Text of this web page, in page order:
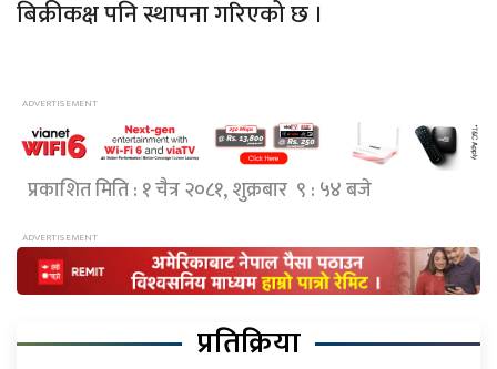
बिक्रीकक्ष पनि स्थापना गरिएको छ ।
प्रकाशित मिति : १ चैत्र २०८१, शुक्रबार ९ : ५४ बजे
प्रतिक्रिया